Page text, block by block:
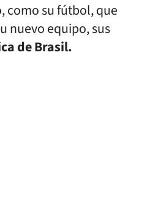
como su fútbol, que
nuevo equipo, sus
de Brasil.